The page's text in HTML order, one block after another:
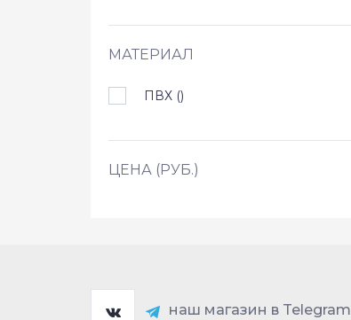
МАТЕРИАЛ
ПВХ ()
ЦЕНА (РУБ.)
наш магазин в Telegram